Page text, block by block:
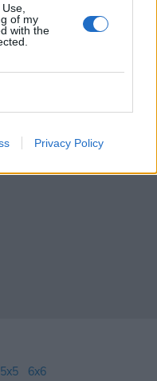
of my
with the
Privacy Policy
19
5x5 6x6